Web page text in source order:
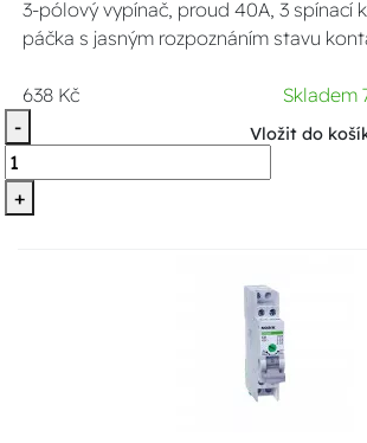
3-pólový vypínač, proud 40A, 3 spínací
páčka s jasným rozpoznáním stavu
638 Kč
Skladem
-
+
Vložit do